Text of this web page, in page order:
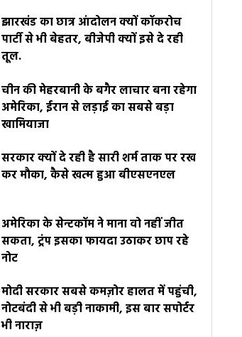
झारखंड का छात्र आंदोलन क्यों कॉकरोच
पार्टी से भी बेहतर, बीजेपी क्यों इसे दे रही
तूल.
चीन की मेहरबानी के बगैर लाचार बना रहेगा
अमेरिका, ईरान से लड़ाई का सबसे बड़ा
खामियाजा
सरकार क्यों दे रही है सारी शर्म ताक पर रख
कर मौका, कैसे खत्म हुआ बीएसएनएल
अमेरिका के सेन्टकॉम ने माना वो नहीं जीत
सकता, ट्रंप इसका फायदा उठाकर छाप रहे
नोट
मोदी सरकार सबसे कमज़ोर हालत में पहुंची,
नोटबंदी से भी बड़ी नाकामी, इस बार सपोर्टर
भी नाराज़